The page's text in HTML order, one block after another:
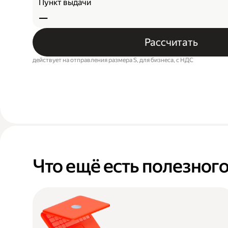
Пункт выдачи
—
Рассчитать
действует на отправления размера S, для бизнеса, c НДС
Что ещё есть